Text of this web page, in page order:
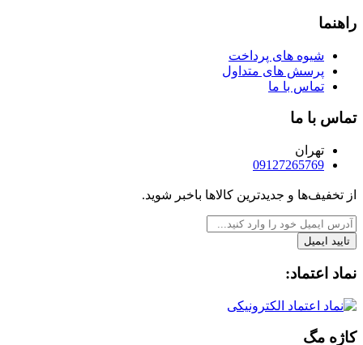
راهنما
شیوه های پرداخت
پرسش های متداول
تماس با ما
تماس با ما
تهران
09127265769
از تخفیف‌ها و جدیدترین‌ کالاها باخبر شوید.
تایید ایمیل
نماد اعتماد:
کاژه مگ